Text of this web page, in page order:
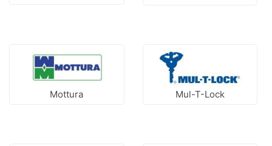
Mottura Mul-T-Lock